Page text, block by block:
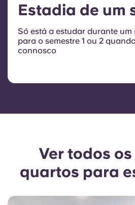
Estadia de um
Só está a estudar durante um
para o semestre 1 ou 2
connosco
Ver todos
quartos para